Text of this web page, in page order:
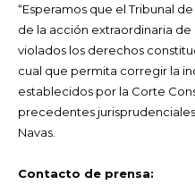
“Esperamos que el Tribunal
de la acción extraordinaria
violados los derechos
cual que permita corregir la
establecidos por la Corte
precedentes
Navas.
Contacto de prensa: